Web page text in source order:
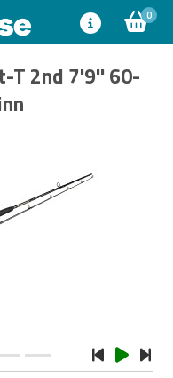
0
T 2nd 7'9'' 60-